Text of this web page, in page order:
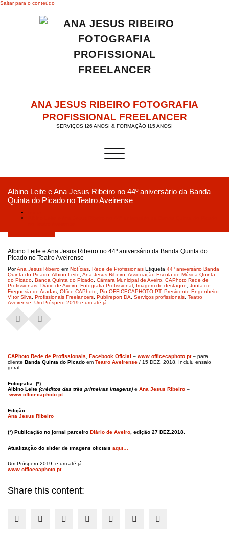
Saltar para o conteúdo
ANA JESUS RIBEIRO FOTOGRAFIA
PROFISSIONAL FREELANCER
SERVIÇOS I26 ANOSI & FORMAÇÃO I15 ANOSI
Alternar a navegação
Albino Leite e Ana Jesus Ribeiro no 44º aniversário da Banda
Quinta do Picado no Teatro Aveirense
Albino Leite e Ana Jesus Ribeiro no 44º aniversário da Banda Quinta do
Picado no Teatro Aveirense
PorAna Jesus Ribeiro em Notícias Rede de Profissionais Etiqueta 44º aniversário Banda
Quinta do Picado Albino Leite Ana Jesus Ribeiro Associação Escola de Música Quinta
do Picado Banda Quinta do Picado Câmara Municipal de Aveiro CAPhoto Rede de
Profissionais Diário de Aveiro Fotografia Profissional Imagem de destaque
Junta de
Freguesia de Aradas Office CAPhoto Pin OFFICECAPHOTO.PT, Presidente Engenheiro
Vítor Silva
Profissionais Freelancers Publireport DA Serviços profissionais Teatro
Aveirense
Um Próspero 2019 e um até já
CAPhoto Rede de Profissionais Facebook Oficial – www.officecaphoto.pt– para
cliente Banda Quinta do Picado em Teatro Aveirense / 15 DEZ. 2018. Incluiu ensaio
geral.
Fotografia: (*)
Albino Leite (créditos das três primeiras imagens) e Ana Jesus Ribeiro –
www.officecaphoto.pt
Edição:
Ana Jesus Ribeiro
(*) Publicação no jornal parceiro Diário de Aveiro , edição 27 DEZ.2018.
Atualização do slider de imagens oficiais aqui…
Um Próspero 2019, e um até já.
www.officecaphoto.pt
Share this content: